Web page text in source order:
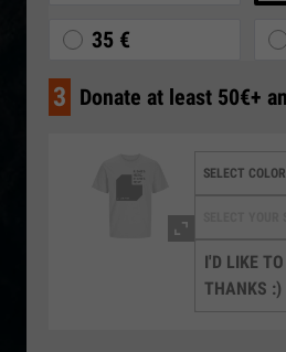
35 €
3 Donate at least 50€+
I'D LIKE
THANKS :)